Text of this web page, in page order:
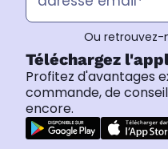
Ou retrouvez-
Téléchargez
Profitez d'avantages
commande, de
encore.